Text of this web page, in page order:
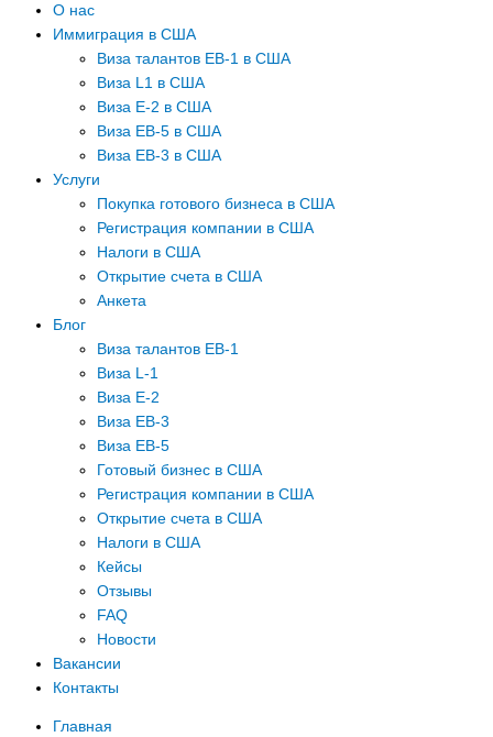
О нас
Иммиграция в США
Виза талантов EB-1 в США
Виза L1 в США
Виза E-2 в США
Виза EB-5 в США
Виза EB-3 в США
Услуги
Покупка готового бизнеса в США
Регистрация компании в США
Налоги в США
Открытие счета в США
Анкета
Блог
Виза талантов EB-1
Виза L-1
Виза E-2
Виза EB-3
Виза EB-5
Готовый бизнес в США
Регистрация компании в США
Открытие счета в США
Налоги в США
Кейсы
Отзывы
FAQ
Новости
Вакансии
Контакты
Главная